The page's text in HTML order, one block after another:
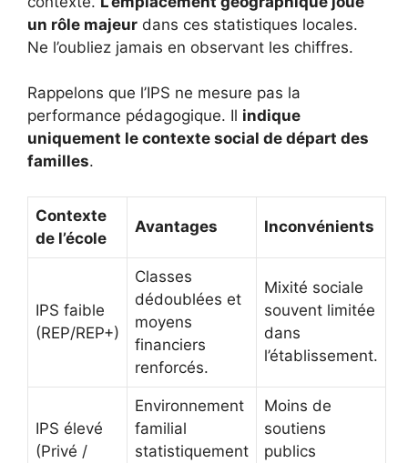
un rôle majeur dans ces statistiques locales.
Ne l’oubliez jamais en observant les chiffres.
Rappelons que l’IPS ne mesure pas la
performance pédagogique. Il indique
uniquement le contexte social de départ des
familles.
Contexte
de l’école
Avantages Inconvénients
IPS faible
(REP/REP+)
Classes
dédoublées et
moyens
financiers
renforcés.
Mixité sociale
souvent limitée
dans
l’établissement.
IPS élevé
(Privé /
Environnement
familial
statistiquement
Moins de
soutiens
publics